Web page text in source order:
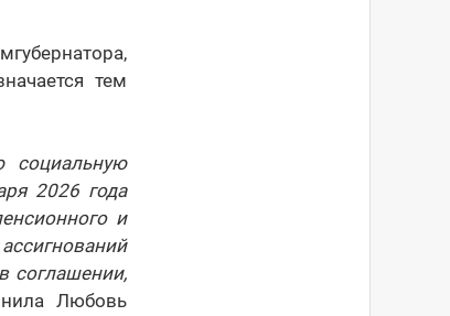
тем
социальную
2026 года
и
соглашении,
Любовь